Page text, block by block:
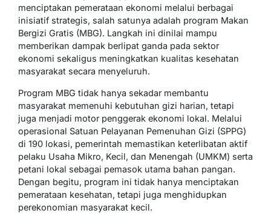
menciptakan pemerataan ekonomi melalui berbagai
inisiatif strategis, salah satunya adalah program Makan
Bergizi Gratis (MBG). Langkah ini dinilai mampu
memberikan dampak berlipat ganda pada sektor
ekonomi sekaligus meningkatkan kualitas kesehatan
masyarakat secara menyeluruh.
Program MBG tidak hanya sekadar membantu
masyarakat memenuhi kebutuhan gizi harian, tetapi
juga menjadi motor penggerak ekonomi lokal. Melalui
operasional Satuan Pelayanan Pemenuhan Gizi (SPPG)
di 190 lokasi, pemerintah memastikan keterlibatan aktif
pelaku Usaha Mikro, Kecil, dan Menengah (UMKM) serta
petani lokal sebagai pemasok utama bahan pangan.
Dengan begitu, program ini tidak hanya menciptakan
pemerataan kesehatan, tetapi juga menghidupkan
perekonomian masyarakat kecil.